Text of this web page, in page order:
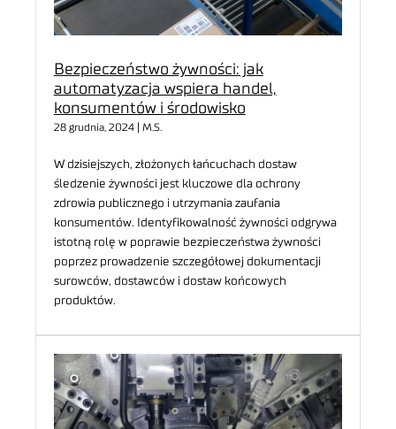
Bezpieczeństwo żywności: jak
automatyzacja wspiera handel,
konsumentów i środowisko
28 grudnia, 2024 | M.S.
W dzisiejszych, złożonych łańcuchach dostaw
śledzenie żywności jest kluczowe dla ochrony
zdrowia publicznego i utrzymania zaufania
konsumentów. Identyfikowalność żywności odgrywa
istotną rolę w poprawie bezpieczeństwa żywności
poprzez prowadzenie szczegółowej dokumentacji
surowców, dostawców i dostaw końcowych
produktów.